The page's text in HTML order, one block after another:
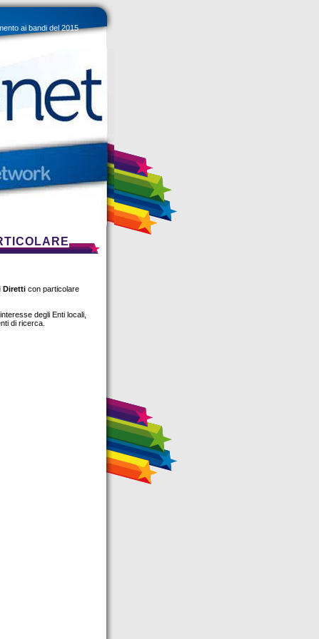
ai bandi del 2015
Diretti con particolare
degli Enti locali,
di ricerca.